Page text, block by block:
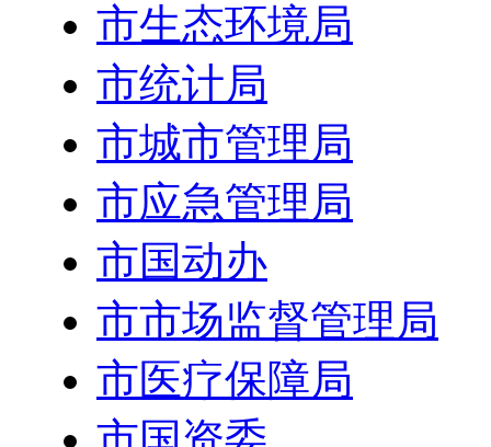
市生态环境局
市统计局
市城市管理局
市应急管理局
市国动办
市市场监督管理局
市医疗保障局